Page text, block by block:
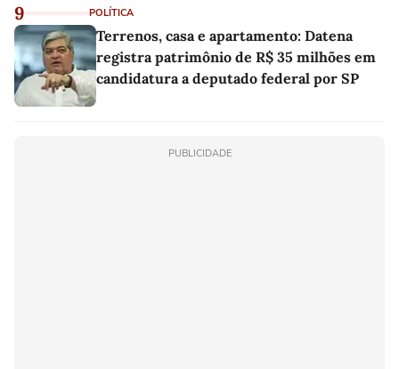
9 POLÍTICA
Terrenos, casa e apartamento: Datena
registra patrimônio de R$ 35 milhões em
candidatura a deputado federal por SP
PUBLICIDADE